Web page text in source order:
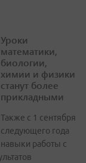
Уроки
математики,
биологии,
химии и физики
станут более
прикладными
Также с 1 сентября
следующего года
навыки работы с